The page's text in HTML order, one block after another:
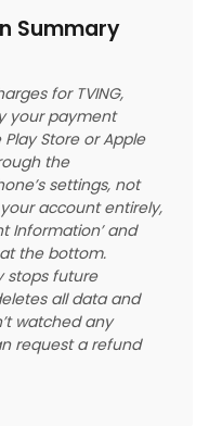
Summary
for TVING,
your payment
Store or Apple
the
settings, not
account entirely,
Information’ and
at the bottom.
stops future
all data and
watched any
request a refund